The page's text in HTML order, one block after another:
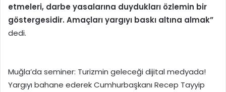
etmeleri, darbe yasalarına duydukları özlemin bir
göstergesidir. Amaçları yargıyı baskı altına almak”
dedi.
Muğla’da seminer: Turizmin geleceği dijital medyada!
Yargıyı bahane ederek Cumhurbaşkanı Recep Tayyip